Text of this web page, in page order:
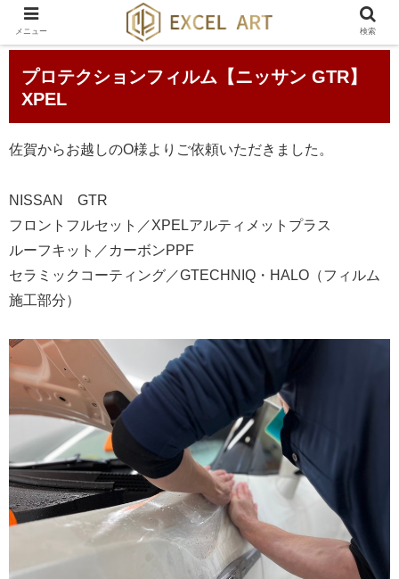
プロテクションフィルム【ニッサン GTR】
XPEL
佐賀からお越しのO様よりご依頼いただきました。
NISSAN GTR
フロントフルセット／XPELアルティメットプラス
ルーフキット／カーボンPPF
セラミックコーティング／GTECHNIQ・HALO（フィルム
施工部分）
メニュー 検索